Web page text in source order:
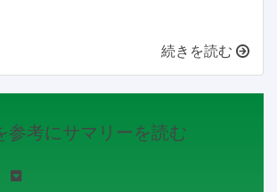
続きを読む
参考にサマリーを読む